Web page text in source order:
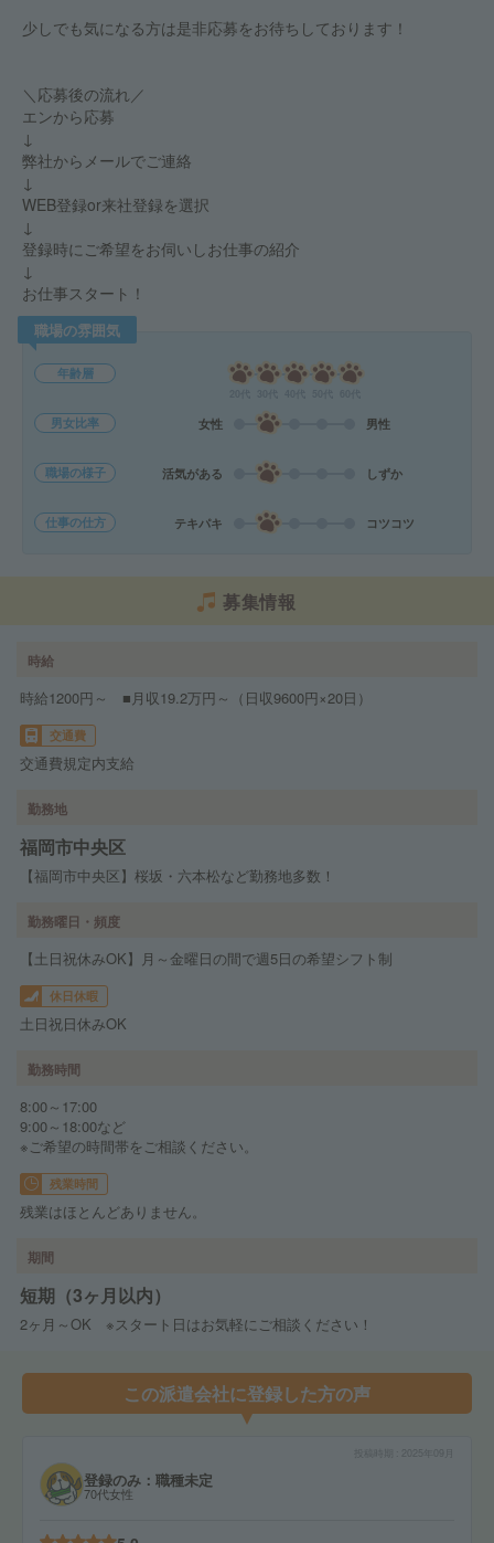
少しでも気になる方は是非応募をお待ちしております！
＼応募後の流れ／
エンから応募
↓
弊社からメールでご連絡
↓
WEB登録or来社登録を選択
↓
登録時にご希望をお伺いしお仕事の紹介
↓
お仕事スタート！
職場の雰囲気
年齢層
男女比率 女性 男性
職場の様子 活気がある しずか
仕事の仕方 テキパキ コツコツ
募集情報
時給
時給1200円～ ■月収19.2万円～（日収9600円×20日）
交通費
交通費規定内支給
勤務地
福岡市中央区
【福岡市中央区】桜坂・六本松など勤務地多数！
勤務曜日・頻度
【土日祝休みOK】月～金曜日の間で週5日の希望シフト制
休日休暇
土日祝日休みOK
勤務時間
8:00～17:00
9:00～18:00など
※ご希望の時間帯をご相談ください。
残業時間
残業はほとんどありません。
期間
短期（3ヶ月以内）
2ヶ月～OK ※スタート日はお気軽にご相談ください！
この派遣会社に登録した方の声
2025年09月
登録のみ：職種未定
70代女性